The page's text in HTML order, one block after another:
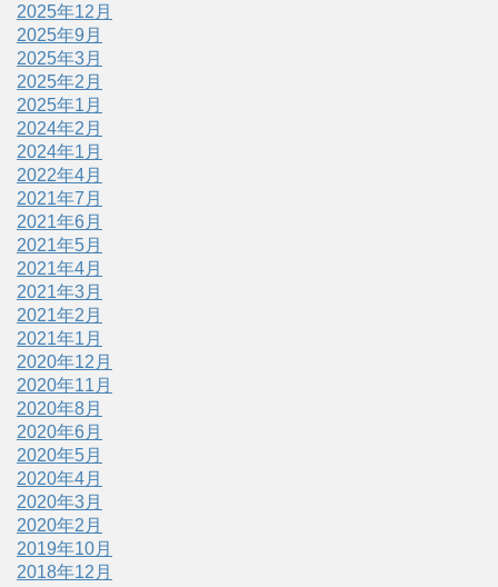
2025年12月
2025年9月
2025年3月
2025年2月
2025年1月
2024年2月
2024年1月
2022年4月
2021年7月
2021年6月
2021年5月
2021年4月
2021年3月
2021年2月
2021年1月
2020年12月
2020年11月
2020年8月
2020年6月
2020年5月
2020年4月
2020年3月
2020年2月
2019年10月
2018年12月